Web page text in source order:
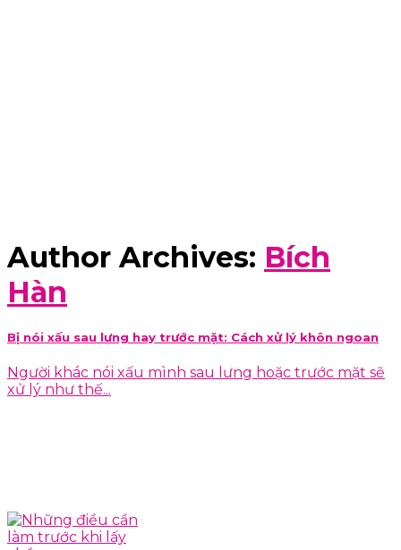
Author Archives: Bích
Hàn
Bị nói xấu sau lưng hay trước mặt: Cách xử lý khôn ngoan
Người khác nói xấu mình sau lưng hoặc trước mặt sẽ
xử lý như thế...